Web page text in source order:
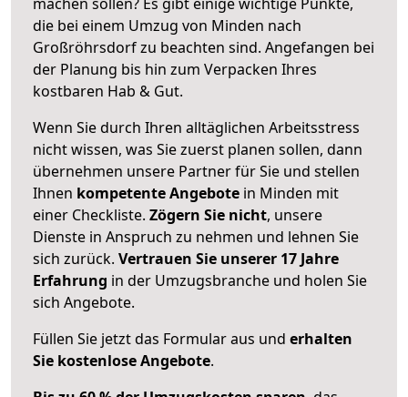
die bei einem Umzug von Minden nach
Großröhrsdorf zu beachten sind. Angefangen bei
der Planung bis hin zum Verpacken Ihres
kostbaren Hab & Gut.
Wenn Sie durch Ihren alltäglichen Arbeitsstress
nicht wissen, was Sie zuerst planen sollen, dann
übernehmen unsere Partner für Sie und stellen
Ihnen kompetente Angebote in Minden mit
einer Checkliste. Zögern Sie nicht, unsere
Dienste in Anspruch zu nehmen und lehnen Sie
sich zurück. Vertrauen Sie unserer 17 Jahre
Erfahrung in der Umzugsbranche und holen Sie
sich Angebote.
Füllen Sie jetzt das Formular aus und erhalten
Sie kostenlose Angebote.